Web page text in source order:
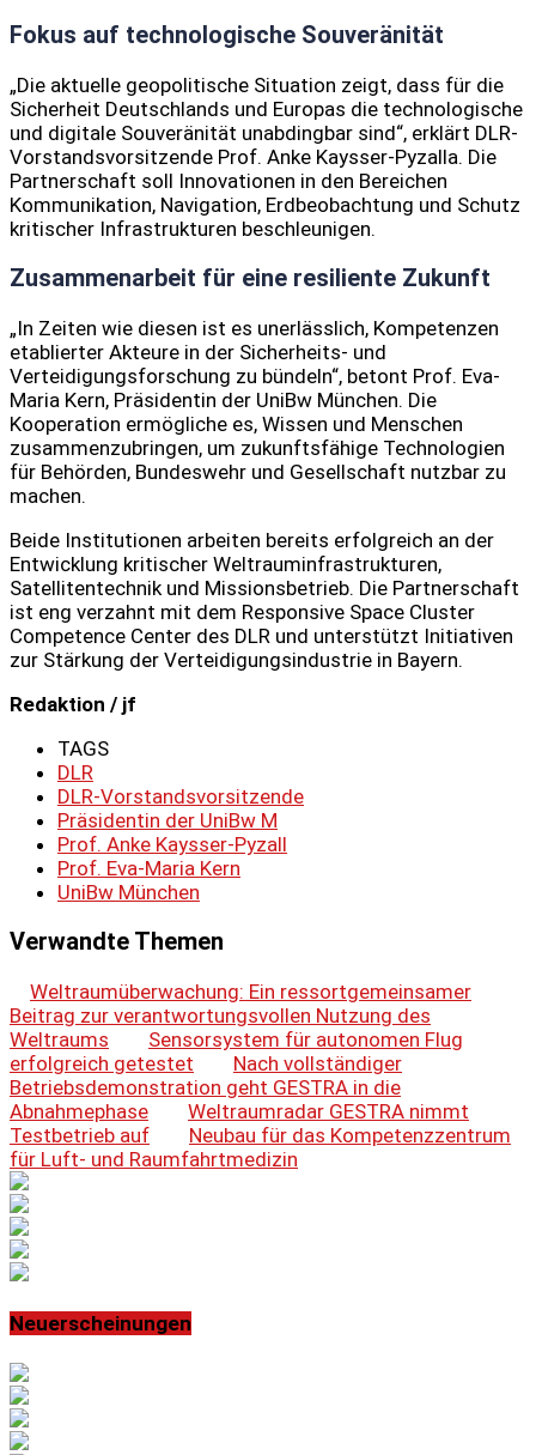
Fokus auf technologische Souveränität
„Die aktuelle geopolitische Situation zeigt, dass für die
Sicherheit Deutschlands und Europas die technologische
und digitale Souveränität unabdingbar sind“, erklärt DLR-
Vorstandsvorsitzende Prof. Anke Kaysser-Pyzalla. Die
Partnerschaft soll Innovationen in den Bereichen
Kommunikation, Navigation, Erdbeobachtung und Schutz
kritischer Infrastrukturen beschleunigen.
Zusammenarbeit für eine resiliente Zukunft
„In Zeiten wie diesen ist es unerlässlich, Kompetenzen
etablierter Akteure in der Sicherheits- und
Verteidigungsforschung zu bündeln“, betont Prof. Eva-
Maria Kern, Präsidentin der UniBw München. Die
Kooperation ermögliche es, Wissen und Menschen
zusammenzubringen, um zukunftsfähige Technologien
für Behörden, Bundeswehr und Gesellschaft nutzbar zu
machen.
Beide Institutionen arbeiten bereits erfolgreich an der
Entwicklung kritischer Weltrauminfrastrukturen,
Satellitentechnik und Missionsbetrieb. Die Partnerschaft
ist eng verzahnt mit dem Responsive Space Cluster
Competence Center des DLR und unterstützt Initiativen
zur Stärkung der Verteidigungsindustrie in Bayern.
Redaktion / jf
TAGS
DLR
DLR-Vorstandsvorsitzende
Präsidentin der UniBw M
Prof. Anke Kaysser-Pyzall
Prof. Eva-Maria Kern
UniBw München
Verwandte Themen
Weltraumüberwachung: Ein ressortgemeinsamer
Beitrag zur verantwortungsvollen Nutzung des
Weltraums
Sensorsystem für autonomen Flug
erfolgreich getestet
Nach vollständiger
Betriebsdemonstration geht GESTRA in die
Abnahmephase
Weltraumradar GESTRA nimmt
Testbetrieb auf
Neubau für das Kompetenzzentrum
für Luft- und Raumfahrtmedizin
Neuerscheinungen